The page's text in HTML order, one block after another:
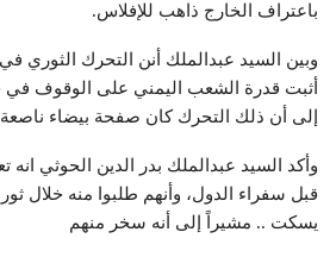
باعتراف الخارج ذاهب للإفلاس.
أثبت قدرة الشعب اليمني على الوقوف في
إلى أن ذلك التحرك كان صفحة بيضاء
وأكد السيد عبدالملك بدر الدين الحوثي
يسكت .. مشيراً إلى أنه سخر منهم